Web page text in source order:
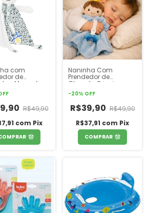
com
de
Masculina
R$49,90
com Pix
Naninha Com
Prendedor de
Chupeta Principe
Princesa Pimpolho
-20% OFF
R$39,90 R$49,90
R$37,91 com Pix
COMPRAR